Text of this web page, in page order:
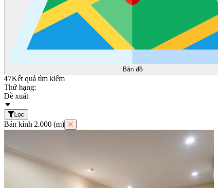
Bản đồ
47Kết quả tìm kiếm
Thứ hạng:
Đề xuất
Lọc
Bán kính 2.000 (m)